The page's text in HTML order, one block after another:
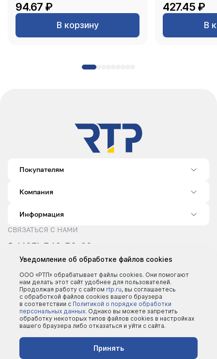
94.67 ₽
В корзину
427.45 ₽
В
Покупателям
Компания
Информация
СВЯЗАТЬСЯ С НАМИ
8 (495) 540-52-62
sale@rtp.ru
Пн–Пт: 9:00–18:00
©2000 - 2026 | Все права защищены
Политика конфеденциальности
Уведомление об обработке файлов cookies
ООО «РТП» обрабатывает файлы cookies. Они помогают
нам делать этот сайт удобнее для пользователей.
Продолжая работу с сайтом rtp.ru, вы соглашаетесь
с обработкой файлов cookies вашего браузера
в соответствии с Политикой о порядке обработки
персональных данных. Однако вы можете запретить
обработку некоторых типов файлов cookies в настройках
вашего браузера либо отказаться и уйти с сайта.
Принять